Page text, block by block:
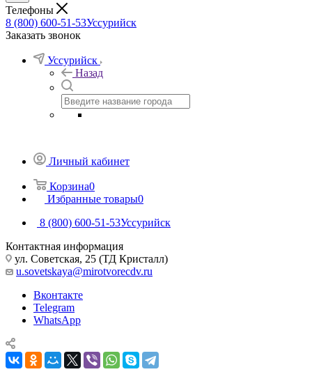
Телефоны
8 (800) 600-51-53Уссурийск
Заказать звонок
Уссурийск
Назад
Личный кабинет
Корзина0
Избранные товары0
8 (800) 600-51-53Уссурийск
Контактная информация
ул. Советская, 25 (ТД Кристалл)
u.sovetskaya@mirotvorecdv.ru
Вконтакте
Telegram
WhatsApp